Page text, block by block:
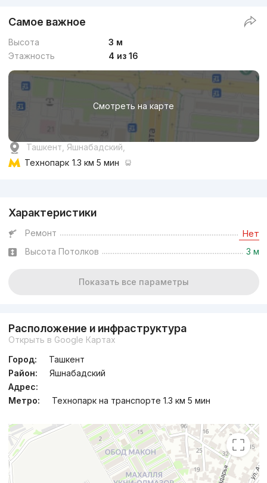
Самое важное
Высота
3 м
Этажность
4 из 16
Смотреть на карте
Ташкент, Яшнабадский,
Технопарк 1.3 км 5 мин
Характеристики
Ремонт Нет
Высота Потолков 3 м
Показать все параметры
Расположение и инфраструктура
Открыть в Google Картах
Город:
Ташкент
Район:
Яшнабадский
Адрес:
Метро:
Технопарк на транспорте 1.3 км 5 мин